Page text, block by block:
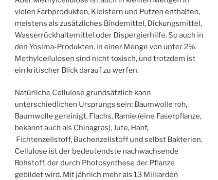
vielen Farbprodukten, Kleistern und Putzen enthalten,
meistens als zusätzliches Bindemittel, Dickungsmittel,
Wasserrückhaltemittel oder Dispergierhilfe. So auch in
den Yosima-Produkten, in einer Menge von unter 2%.
Methylcellulosen sind nicht toxisch, und trotzdem ist
ein kritischer Blick darauf zu werfen.
Natürliche Cellulose grundsätzlich kann
unterschiedlichen Ursprungs sein: Baumwolle roh,
Baumwolle gereinigt, Flachs, Ramie (eine Faserpflanze,
bekannt auch als Chinagras), Jute, Hanf,
Fichtenzellstoff, Buchenzellstoff und selbst Bakterien.
Cellulose ist der bedeutendste nachwachsende
Rohstoff, der durch Photosynthese der Pflanze
gebildet wird. Mit jährlich mehr als 13 Milliarden